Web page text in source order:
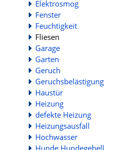
Elektrosmog
Fenster
Feuchtigkeit
Fliesen
Garage
Garten
Geruch
Geruchsbelästigung
Haustür
Heizung
defekte Heizung
Heizungsausfall
Hochwasser